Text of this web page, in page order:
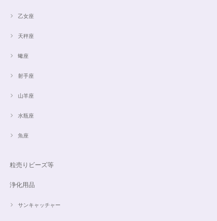
乙女座
天秤座
蠍座
射手座
山羊座
水瓶座
魚座
粒売りビーズ等
浄化用品
サンキャッチャー